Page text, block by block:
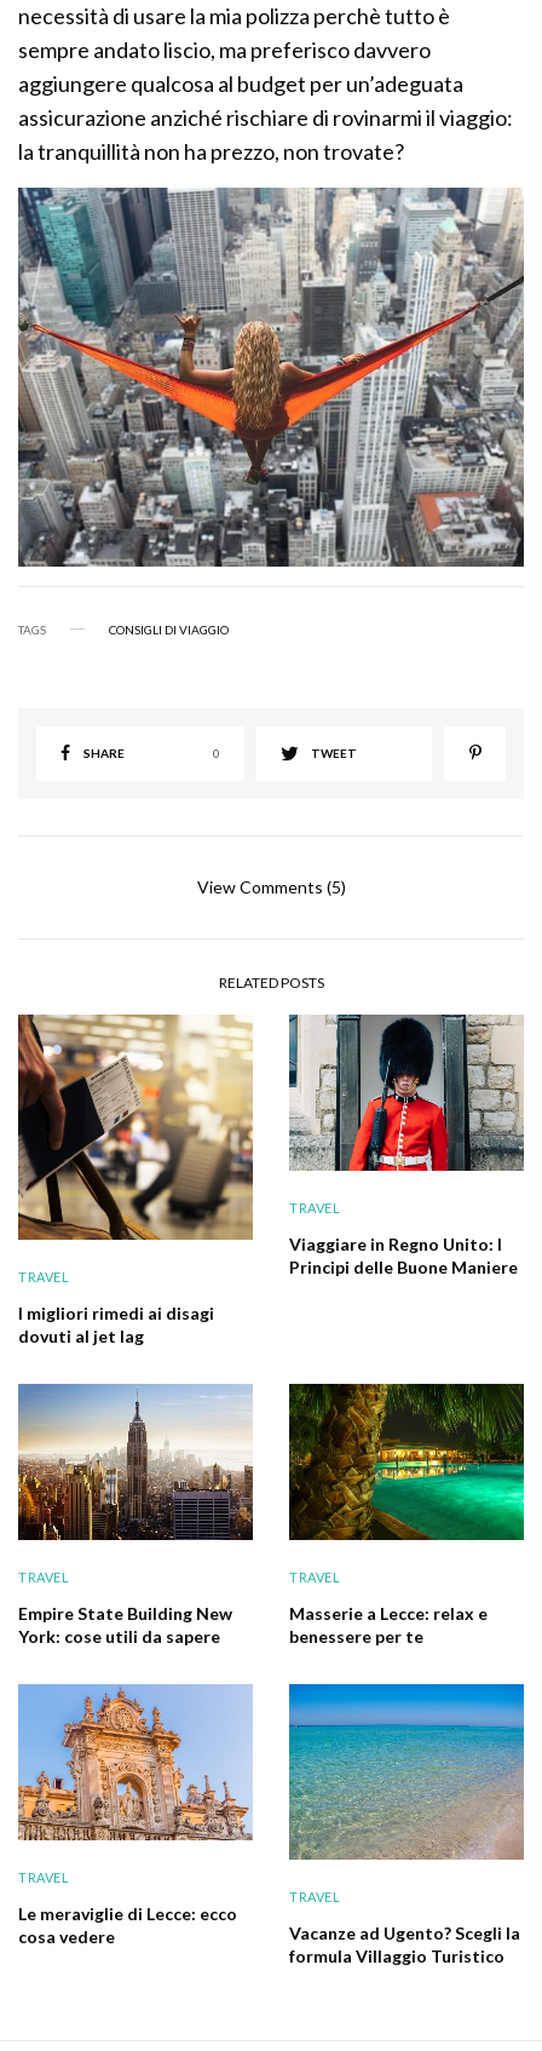
necessità di usare la mia polizza perchè tutto è
sempre andato liscio, ma preferisco davvero
aggiungere qualcosa al budget per un’adeguata
assicurazione anziché rischiare di rovinarmi il viaggio:
la tranquillità non ha prezzo, non trovate?
TAGS CONSIGLI DI VIAGGIO
SHARE 0 TWEET
View Comments (5)
RELATED POSTS
TRAVEL
I migliori rimedi ai disagi
dovuti al jet lag
TRAVEL
Viaggiare in Regno Unito: I
Principi delle Buone Maniere
TRAVEL
Empire State Building New
York: cose utili da sapere
TRAVEL
Masserie a Lecce: relax e
benessere per te
TRAVEL
Le meraviglie di Lecce: ecco
cosa vedere
TRAVEL
Vacanze ad Ugento? Scegli la
formula Villaggio Turistico